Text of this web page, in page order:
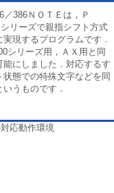
386ＮＯＴＥは，Ｐ
リーズで親指シフト方式
現するプログラムです．
シリーズ用，ＡＸ用と同
能にしました．対応するす
態での特殊文字などを同
うものです．
応動作環境